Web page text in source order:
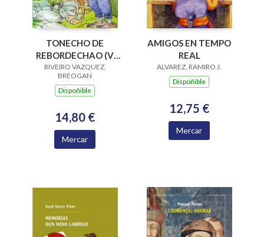
TONECHO DE
REBORDECHAO (V
PREMIO RAIÑA LUPA
2004)
RIVEIRO VAZQUEZ,
BREOGAN
Dispoñible
14,80 €
Mercar
AMIGOS EN TEMPO
REAL
ALVAREZ, RAMIRO J.
Dispoñible
12,75 €
Mercar